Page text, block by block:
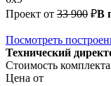
Проект от 33 900 ₽В
Посмотреть
Технический
Стоимость
Цена от